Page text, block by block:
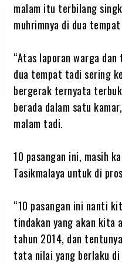
malam itu terbilang
muhrimnya di dua
“Atas laporan warga
dua tempat tadi sering
bergerak ternyata
berada dalam satu
malam tadi.
10 pasangan ini, masih
Tasikmalaya untuk di
“10 pasangan ini nanti
tindakan yang akan kita
tahun 2014, dan
tata nilai yang berlaku di